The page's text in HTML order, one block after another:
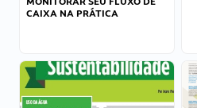
CAIXA NA PRÁTICA